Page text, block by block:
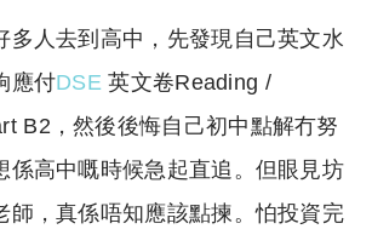
p
y
Li
n
k
at
A
p
p
多人去到高中，先發現自己英文水
應付DSE 英文卷Reading /
B2，然後後悔自己初中點解冇努
係高中嘅時候急起直追。但眼見坊
師，真係唔知應該點揀。怕投資完